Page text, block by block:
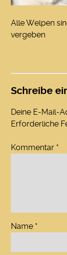
Alle Welpen
vergeben
Schreibe
Deine E-Mail-
Erforderliche
Kommentar *
Name *